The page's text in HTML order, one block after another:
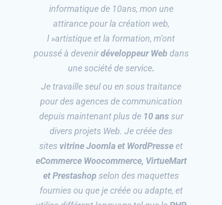
informatique de 10ans, mon une
attirance pour la création web,
l »artistique et la formation, m’ont
poussé à devenirdéveloppeur Web dans
une société de service.
Je travaille seul ou en sous traitance
pour des agences de communication
depuis maintenant plus de 10 anssur
divers projets Web. Je créée des
sites vitrine Joomla et WordPresseet
eCommerce Woocommerce, VirtueMart
et Prestashop selon des maquettes
fournies ou que je créée ou adapte, et